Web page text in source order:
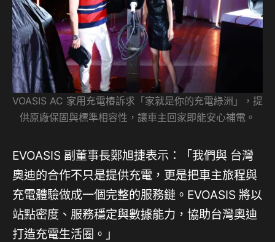
VOASIS AC 家用充電樁訴求「家就是你的充電綠洲」，提
供原廠保固與標準相容性，讓車主回家即能安心補電。
EVOASIS 副董事長鄭旭捷表示：「我們與 台灣
奧迪的合作不只是提供充電，更是把車主旅程與
充電體驗做成一個完整的服務鏈。EVOASIS 將以
站點密度、服務穩定與數據能力，協助台灣奧迪
打造充電生活圈。」